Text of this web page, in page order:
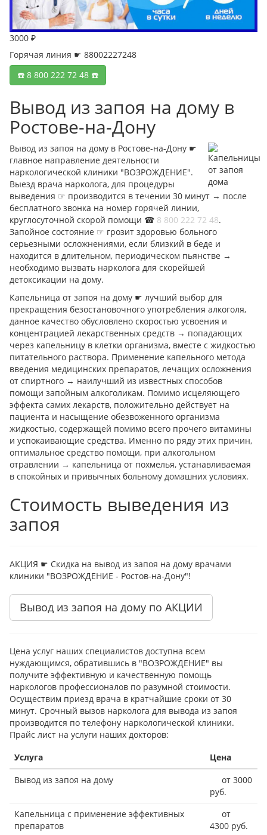
3000 ₽
Горячая линия ☛ 88002227248
☎️ 8 800 222 72 48 ☎️
Вывод из запоя на дому в
Ростове-на-Дону
Вывод из запоя на дому в Ростове-на-Дону ☛
главное направление деятельности
наркологической клиники "ВОЗРОЖДЕНИЕ".
Выезд врача нарколога, для процедуры
выведения ☞ производится в течении 30 минут → после
бесплатного звонка на номер горячей линии,
круглосуточной скорой помощи ☎︎ 8 800 222 72 48.
Запойное состояние ☞ грозит здоровью больного
серьезными осложнениями, если близкий в беде и
находится в длительном, периодическом пьянстве →
необходимо вызвать нарколога для скорейшей
детоксикации на дому.
Капельница от запоя на дому ☛ лучший выбор для
прекращения безостановочного употребления алкоголя,
данное качество обусловлено скоростью усвоения и
концентрацией лекарственных средств → попадающих
через капельницу в клетки организма, вместе с жидкостью
питательного раствора. Применение капельного метода
введения медицинских препаратов, лечащих осложнения
от спиртного → наилучший из известных способов
помощи запойным алкоголикам. Помимо исцеляющего
эффекта самих лекарств, положительно действует на
пациента и насыщение обезвоженного организма
жидкостью, содержащей помимо всего прочего витамины
и успокаивающие средства. Именно по ряду этих причин,
оптимальное средство помощи, при алкогольном
отравлении → капельница от похмелья, устанавливаемая
в спокойных и привычных больному домашних условиях.
Стоимость выведения из
запоя
АКЦИЯ ☛ Скидка на вывод из запоя на дому врачами
клиники "ВОЗРОЖДЕНИЕ - Ростов-на-Дону"!
Вывод из запоя на дому по АКЦИИ
Цена услуг наших специалистов доступна всем
нуждающимся, обратившись в "ВОЗРОЖДЕНИЕ" вы
получите эффективную и качественную помощь
наркологов профессионалов по разумной стоимости.
Осуществим приезд врача в кратчайшие сроки от 30
минут. Срочный вызов нарколога для вывода из запоя
производится по телефону наркологической клиники.
Прайс лист на услуги наших докторов:
Услуга
Цена
Вывод из запоя на дому
от 3000
руб.
Капельница с применение эффективных
препаратов
от
4300 руб.